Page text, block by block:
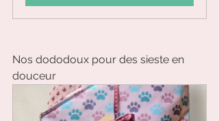
Nos dododoux pour des sieste en
douceur